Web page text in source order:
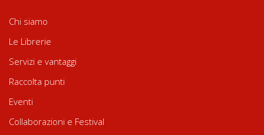
Chi siamo
Le Librerie
Servizi e vantaggi
Raccolta punti
Eventi
Collaborazioni e Festival